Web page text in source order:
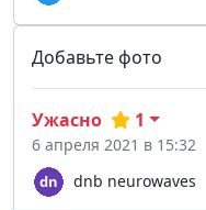
Добавьте фото
dnb neurowaves
Ужасно 1
6 апреля 2021 в 15:32